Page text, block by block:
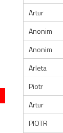
Artur
Anonim
Anonim
Arleta
Piotr
Artur
PIOTR